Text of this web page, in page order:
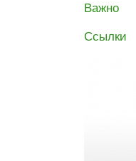
Важно
Ссылки